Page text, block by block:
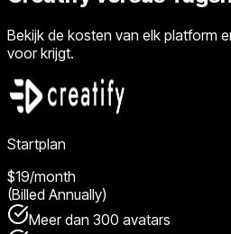
Bekijk de kosten van elk platform
voor krijgt.
Startplan
$19/month
(Billed Annually)
Meer dan 300 avatars